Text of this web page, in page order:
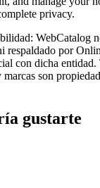
privacy.
WebCatalog
respaldado por
con dicha entidad.
son
gustarte